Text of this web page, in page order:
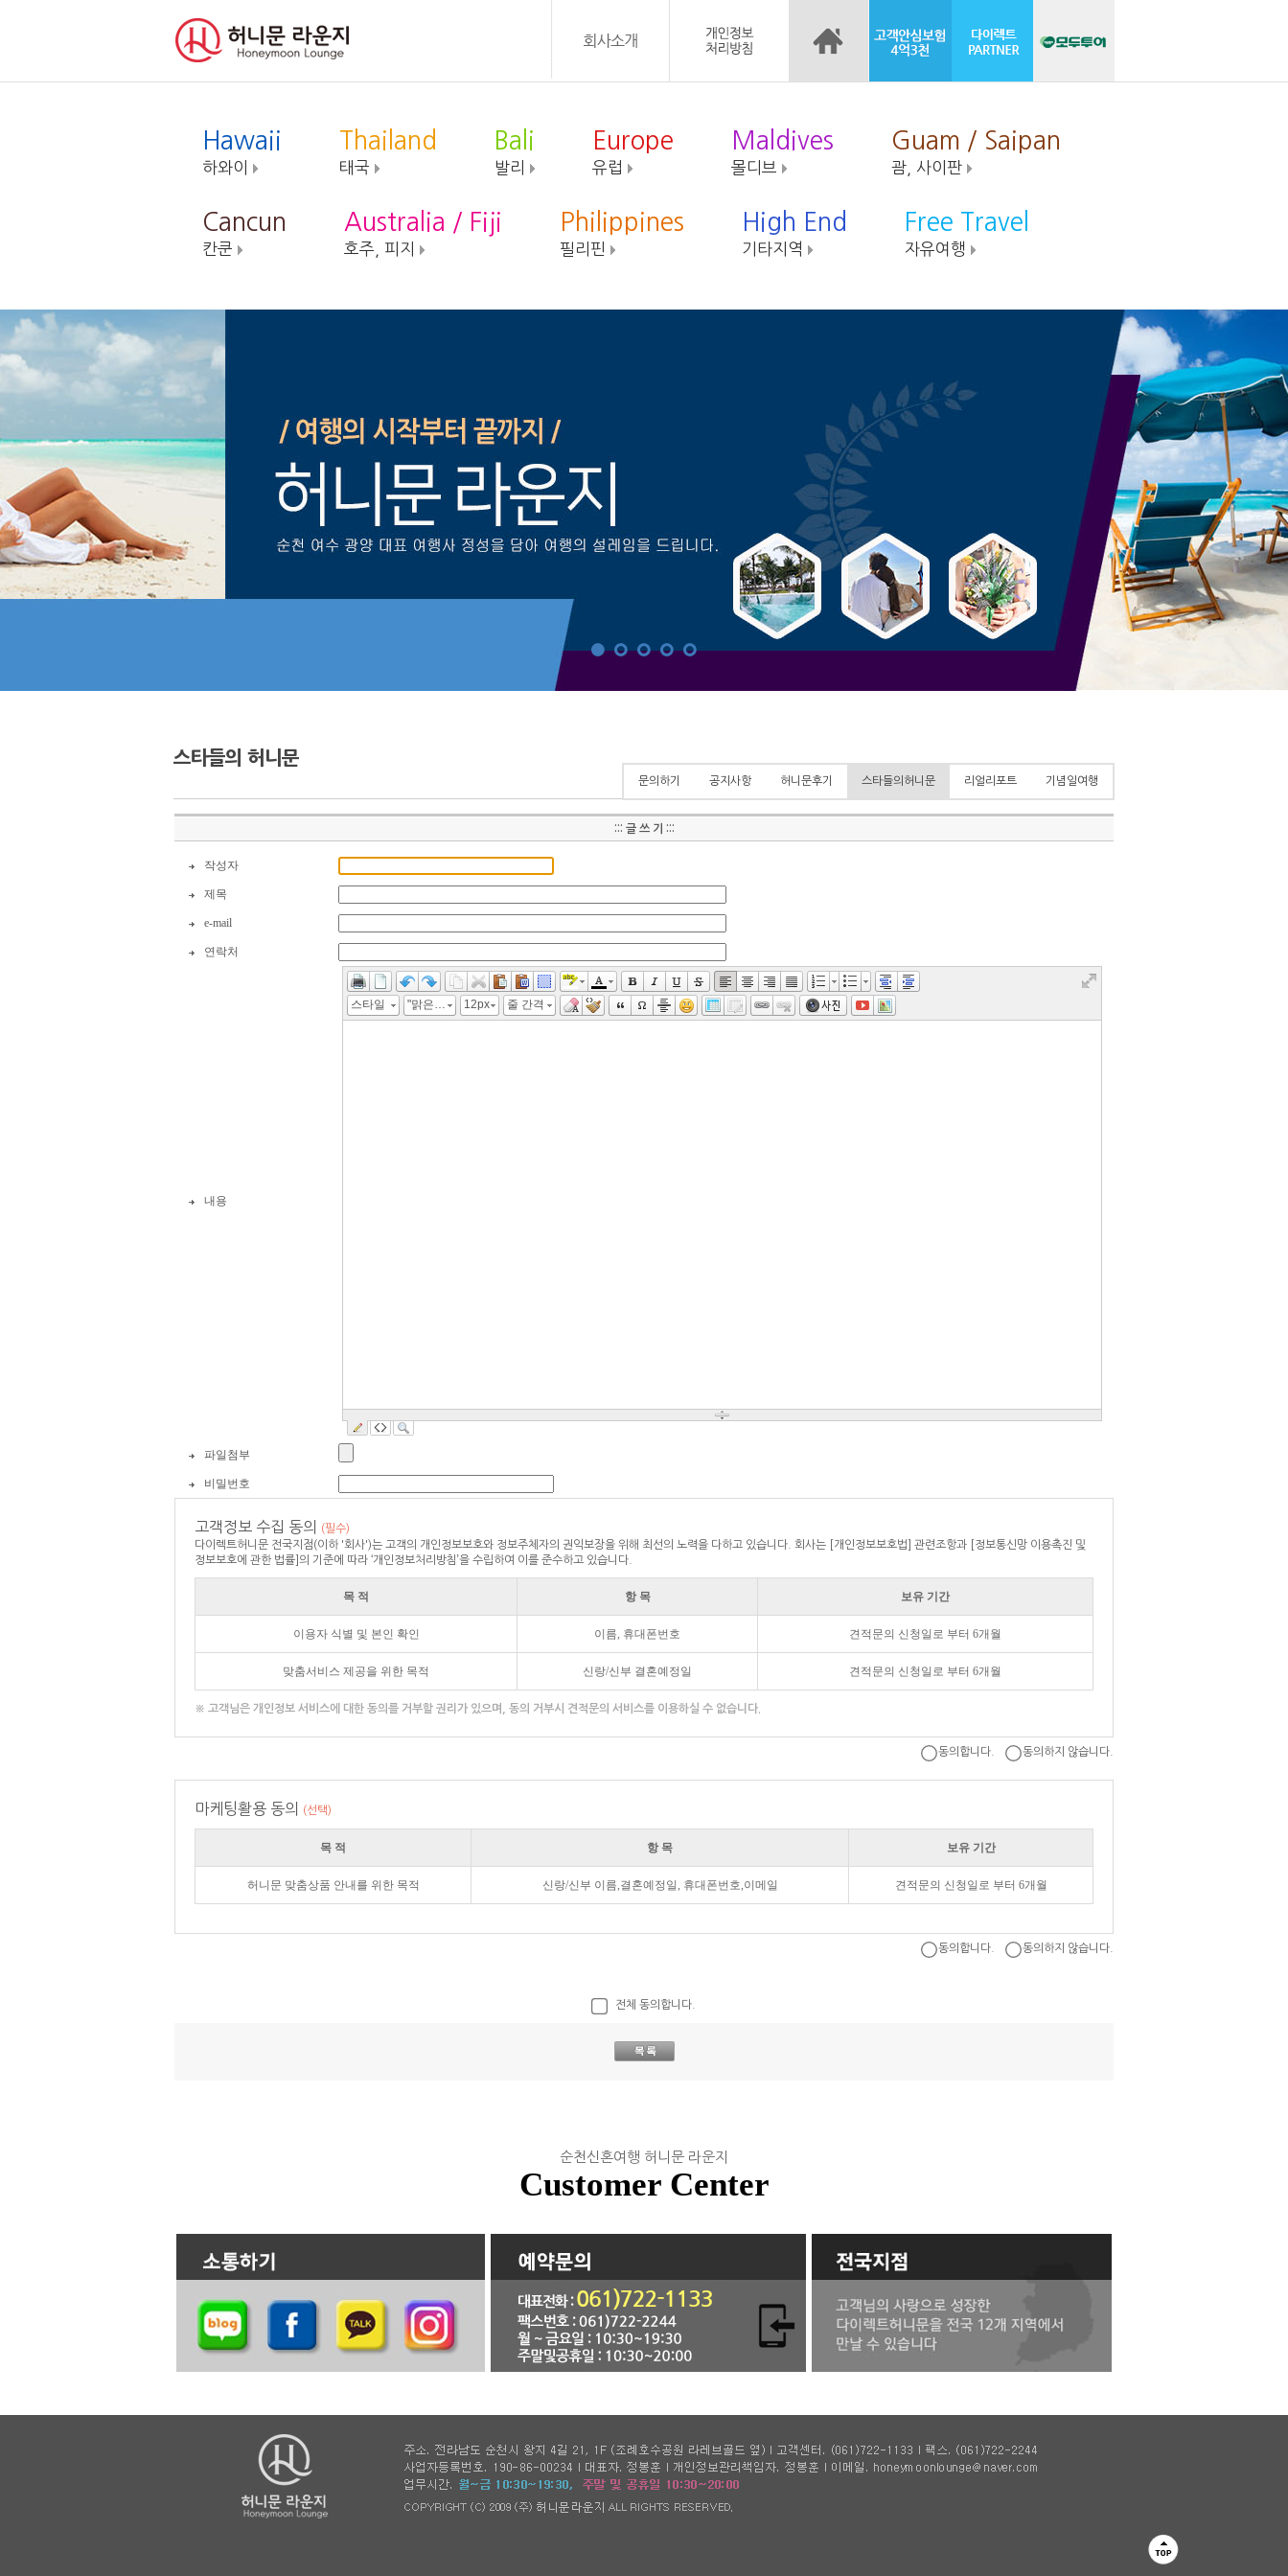
Hawaii
하와이
Thailand
태국
Bali
발리
Europe
유럽
Maldives
몰디브
Guam / Saipan
괌, 사이판
Cancun
칸쿤
Australia / Fiji
호주, 피지
Philippines
필리핀
High End
기타지역
Free Travel
자유여행
스타들의 허니문
문의하기 공지사항 허니문후기 스타들의허니문 리얼리포트 기념일여행
::: 글 쓰 기 :::
작성자
제목
e-mail
연락처
내용
스타일 "맑은 고딕", 굴림, "Malgun Gothic", gulim 12px 줄 간격
파일첨부
비밀번호
고객정보 수집 동의
(필수)
다이렉트허니문 전국지점(이하 '회사')는 고객의 개인정보보호와 정보주체자의 권익보장을 위해 최선의 노력을 다하고 있습니다. 회사는 [개인정보보호법] 관련조항과 [정보통신망 이용촉진 및
정보보호에 관한 법률]의 기준에 따라 ‘개인정보처리방침’을 수립하여 이를 준수하고 있습니다.
목 적 항 목 보유 기간
이용자 식별 및 본인 확인 이름, 휴대폰번호 견적문의 신청일로 부터 6개월
맞춤서비스 제공을 위한 목적 신랑/신부 결혼예정일 견적문의 신청일로 부터 6개월
※ 고객님은 개인정보 서비스에 대한 동의를 거부할 권리가 있으며, 동의 거부시 견적문의 서비스를 이용하실 수 없습니다.
동의합니다. 동의하지 않습니다.
마케팅활용 동의 (선택)
목 적 항 목 보유 기간
허니문 맞춤상품 안내를 위한 목적 신랑/신부 이름,결혼예정일, 휴대폰번호,이메일 견적문의 신청일로 부터 6개월
동의합니다. 동의하지 않습니다.
전체 동의합니다.
순천신혼여행 허니문 라운지
Customer Center